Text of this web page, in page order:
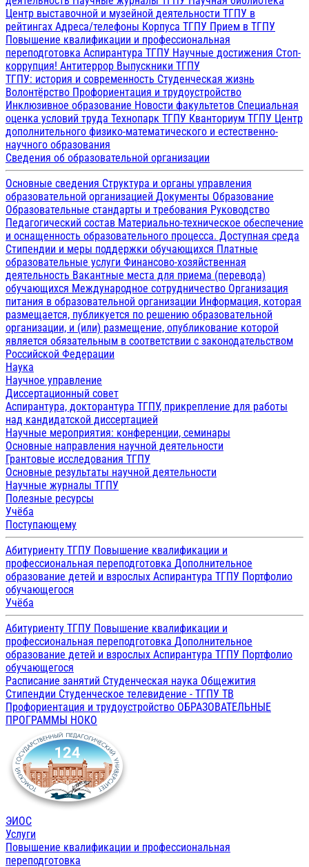
Центр выставочной и музейной деятельности ТГПУ в
рейтингах Адреса/телефоны Корпуса ТГПУ Прием в ТГПУ
Повышение квалификации и профессиональная
переподготовка Аспирантура ТГПУ Научные достижения Стоп-
коррупция! Антитеррор Выпускники ТГПУ
ТГПУ: история и современность Студенческая жизнь
Волонтёрство Профориентация и трудоустройство
Инклюзивное образование Новости факультетов Специальная
оценка условий труда Технопарк ТГПУ Кванториум ТГПУ Центр
дополнительного физико-математического и естественно-
научного образования
Сведения об образовательной организации
Основные сведения Структура и органы управления
образовательной организацией Документы Образование
Образовательные стандарты и требования Руководство
Педагогический состав Материально-техническое обеспечение
и оснащенность образовательного процесса. Доступная среда
Стипендии и меры поддержки обучающихся Платные
образовательные услуги Финансово-хозяйственная
деятельность Вакантные места для приема (перевода)
обучающихся Международное сотрудничество Организация
питания в образовательной организации Информация, которая
размещается, публикуется по решению образовательной
организации, и (или) размещение, опубликование которой
является обязательным в соответствии с законодательством
Российской Федерации
Наука
Научное управление
Диссертационный совет
Аспирантура, докторантура ТГПУ, прикрепление для работы
над кандидатской диссертацией
Научные мероприятия: конференции, семинары
Основные направления научной деятельности
Грантовые исследования ТГПУ
Основные результаты научной деятельности
Научные журналы ТГПУ
Полезные ресурсы
Учёба
Поступающему
Абитуриенту ТГПУ Повышение квалификации и
профессиональная переподготовка Дополнительное
образование детей и взрослых Аспирантура ТГПУ Портфолио
обучающегося
Учёба
Абитуриенту ТГПУ Повышение квалификации и
профессиональная переподготовка Дополнительное
образование детей и взрослых Аспирантура ТГПУ Портфолио
обучающегося
Расписание занятий Студенческая наука Общежития
Стипендии Студенческое телевидение - ТГПУ ТВ
Профориентация и трудоустройство ОБРАЗОВАТЕЛЬНЫЕ
ПРОГРАММЫ НОКО
ЭИОС
Услуги
Повышение квалификации и профессиональная
переподготовка